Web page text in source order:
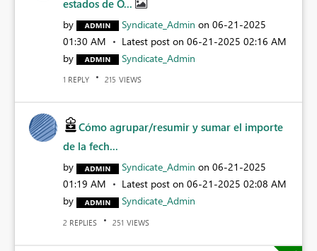
estados de O...
by Syndicate_Admin on ‎06-21-2025
01:30 AM
Latest post on ‎06-21-2025 02:16 AM
by
Syndicate_Admin
1 REPLY 215 VIEWS
Cómo agrupar/resumir y sumar el importe
de la fech...
by Syndicate_Admin on ‎06-21-2025
01:19 AM
Latest post on ‎06-21-2025 02:08 AM
by
Syndicate_Admin
2 REPLIES 251 VIEWS